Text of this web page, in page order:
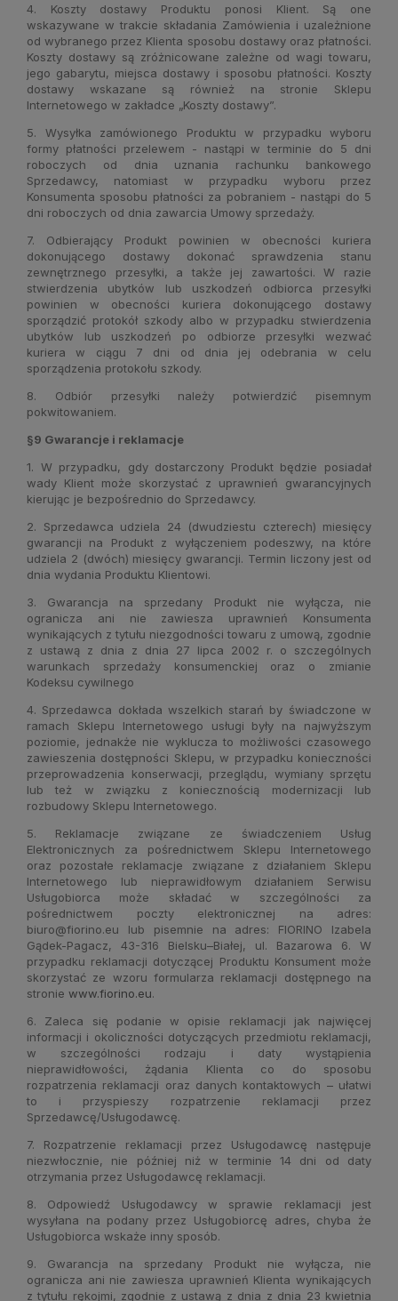
4. Koszty dostawy Produktu ponosi Klient. Są one
wskazywane w trakcie składania Zamówienia i uzależnione
od wybranego przez Klienta sposobu dostawy oraz płatności.
Koszty dostawy są zróżnicowane zależne od wagi towaru,
jego gabarytu, miejsca dostawy i sposobu płatności. Koszty
dostawy wskazane są również na stronie Sklepu
Internetowego w zakładce „Koszty dostawy”.
5. Wysyłka zamówionego Produktu w przypadku wyboru
formy płatności przelewem - nastąpi w terminie do 5 dni
roboczych od dnia uznania rachunku bankowego
Sprzedawcy, natomiast w przypadku wyboru przez
Konsumenta sposobu płatności za pobraniem - nastąpi do 5
dni roboczych od dnia zawarcia Umowy sprzedaży.
7. Odbierający Produkt powinien w obecności kuriera
dokonującego dostawy dokonać sprawdzenia stanu
zewnętrznego przesyłki, a także jej zawartości. W razie
stwierdzenia ubytków lub uszkodzeń odbiorca przesyłki
powinien w obecności kuriera dokonującego dostawy
sporządzić protokół szkody albo w przypadku stwierdzenia
ubytków lub uszkodzeń po odbiorze przesyłki wezwać
kuriera w ciągu 7 dni od dnia jej odebrania w celu
sporządzenia protokołu szkody.
8. Odbiór przesyłki należy potwierdzić pisemnym
pokwitowaniem.
§9 Gwarancje i reklamacje
1. W przypadku, gdy dostarczony Produkt będzie posiadał
wady Klient może skorzystać z uprawnień gwarancyjnych
kierując je bezpośrednio do Sprzedawcy.
2. Sprzedawca udziela 24 (dwudziestu czterech) miesięcy
gwarancji na Produkt z wyłączeniem podeszwy, na które
udziela 2 (dwóch) miesięcy gwarancji. Termin liczony jest od
dnia wydania Produktu Klientowi.
3. Gwarancja na sprzedany Produkt nie wyłącza, nie
ogranicza ani nie zawiesza uprawnień Konsumenta
wynikających z tytułu niezgodności towaru z umową, zgodnie
z ustawą z dnia z dnia 27 lipca 2002 r. o szczególnych
warunkach sprzedaży konsumenckiej oraz o zmianie
Kodeksu cywilnego
4. Sprzedawca dokłada wszelkich starań by świadczone w
ramach Sklepu Internetowego usługi były na najwyższym
poziomie, jednakże nie wyklucza to możliwości czasowego
zawieszenia dostępności Sklepu, w przypadku konieczności
przeprowadzenia konserwacji, przeglądu, wymiany sprzętu
lub też w związku z koniecznością modernizacji lub
rozbudowy Sklepu Internetowego.
5. Reklamacje związane ze świadczeniem Usług
Elektronicznych za pośrednictwem Sklepu Internetowego
oraz pozostałe reklamacje związane z działaniem Sklepu
Internetowego lub nieprawidłowym działaniem Serwisu
Usługobiorca może składać w szczególności za
pośrednictwem poczty elektronicznej na adres:
biuro@fiorino.eu
lub pisemnie na adres: FIORINO Izabela
Gądek-Pagacz, 43-316 Bielsku–Białej, ul. Bazarowa 6. W
przypadku reklamacji dotyczącej Produktu Konsument może
skorzystać ze wzoru formularza reklamacji dostępnego na
stronie www.fiorino.eu.
6. Zaleca się podanie w opisie reklamacji jak najwięcej
informacji i okoliczności dotyczących przedmiotu reklamacji,
w szczególności rodzaju i daty wystąpienia
nieprawidłowości, żądania Klienta co do sposobu
rozpatrzenia reklamacji oraz danych kontaktowych – ułatwi
to i przyspieszy rozpatrzenie reklamacji przez
Sprzedawcę/Usługodawcę.
7. Rozpatrzenie reklamacji przez Usługodawcę następuje
niezwłocznie, nie później niż w terminie 14 dni od daty
otrzymania przez Usługodawcę reklamacji.
8. Odpowiedź Usługodawcy w sprawie reklamacji jest
wysyłana na podany przez Usługobiorcę adres, chyba że
Usługobiorca wskaże inny sposób.
9. Gwarancja na sprzedany Produkt nie wyłącza, nie
ogranicza ani nie zawiesza uprawnień Klienta wynikających
z tytułu rękojmi, zgodnie z ustawą z dnia z dnia 23 kwietnia